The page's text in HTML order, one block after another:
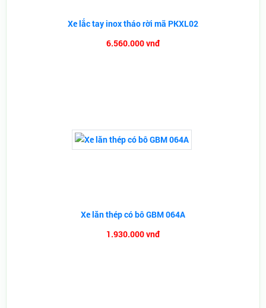
Xe lắc tay inox tháo rời mã PKXL02
6.560.000 vnđ
Xe lăn thép có bô GBM 064A
1.930.000 vnđ